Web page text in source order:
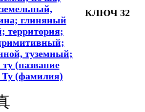
глиняный
территория;
туземный;
(название
Ту (фамилия)
КЛЮЧ 32